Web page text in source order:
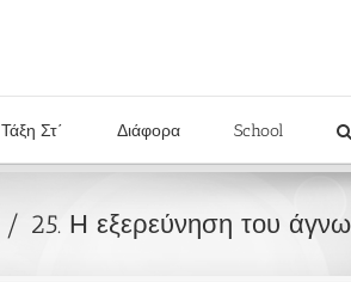
Τάξη Στ΄ Διάφορα School
25. Η εξερεύνηση του